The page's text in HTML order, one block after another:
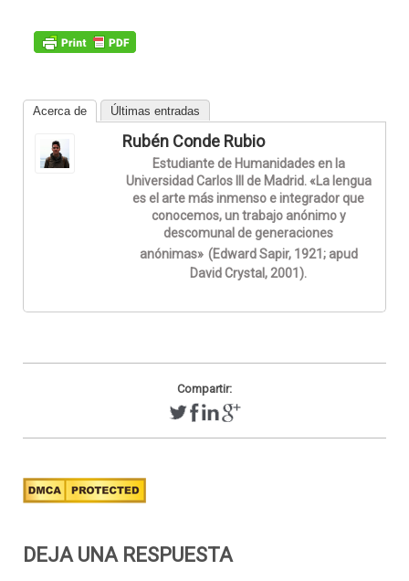
Acerca de Últimas entradas
Rubén Conde Rubio
Estudiante de Humanidades en la
Universidad Carlos III de Madrid. «La lengua
es el arte más inmenso e integrador que
conocemos, un trabajo anónimo y
descomunal de generaciones
anónimas» (Edward Sapir, 1921; apud
David Crystal, 2001).
Compartir:
DEJA UNA RESPUESTA